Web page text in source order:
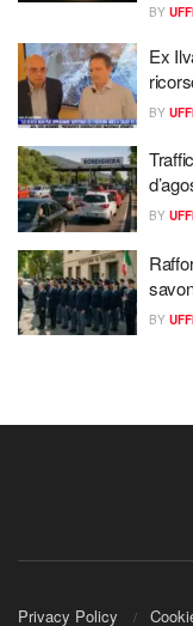
BY
Ex
BY
BY
BY
Privacy Policy